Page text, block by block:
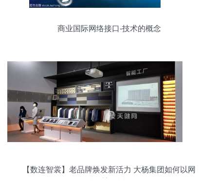
商业国际网络接口-技术的概念
【数连智裳】老品牌焕发新活力 大杨集团如何以网